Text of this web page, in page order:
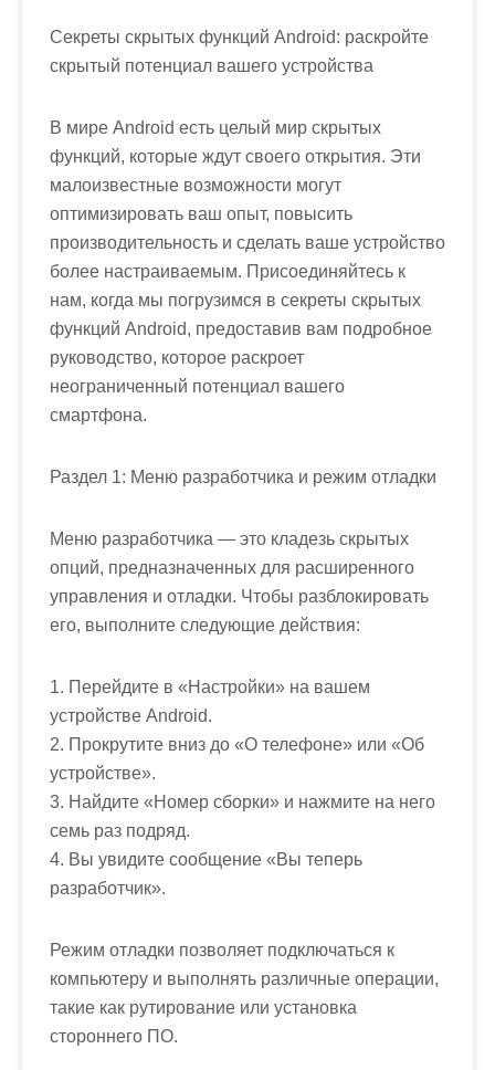
Секреты скрытых функций Android: раскройте
скрытый потенциал вашего устройства
В мире Android есть целый мир скрытых
функций, которые ждут своего открытия. Эти
малоизвестные возможности могут
оптимизировать ваш опыт, повысить
производительность и сделать ваше устройство
более настраиваемым. Присоединяйтесь к
нам, когда мы погрузимся в секреты скрытых
функций Android, предоставив вам подробное
руководство, которое раскроет
неограниченный потенциал вашего
смартфона.
Раздел 1: Меню разработчика и режим отладки
Меню разработчика — это кладезь скрытых
опций, предназначенных для расширенного
управления и отладки. Чтобы разблокировать
его, выполните следующие действия:
1. Перейдите в «Настройки» на вашем
устройстве Android.
2. Прокрутите вниз до «О телефоне» или «Об
устройстве».
3. Найдите «Номер сборки» и нажмите на него
семь раз подряд.
4. Вы увидите сообщение «Вы теперь
разработчик».
Режим отладки позволяет подключаться к
компьютеру и выполнять различные операции,
такие как рутирование или установка
стороннего ПО.